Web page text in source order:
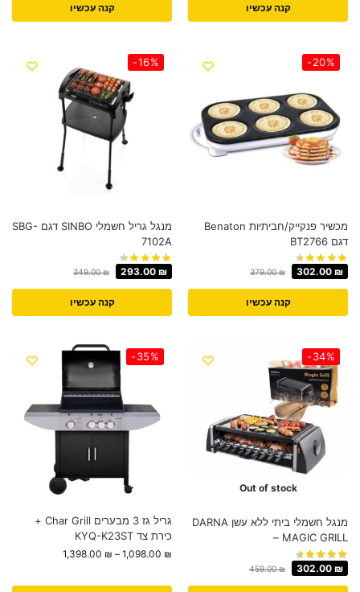
קנה עכשיו קנה עכשיו
-20%
‏מכשיר פנקייק/חביתיות Benaton
דגם BT2766
379.00₪ 302.00 ₪
קנה עכשיו
-16%
מנגל גריל חשמלי SINBO דגם SBG-
7102A
349.00₪ 293.00 ₪
קנה עכשיו
-34%
Out of stock
מנגל חשמלי ביתי ללא עשן DARNA
– MAGIC GRILL
459.00₪ 302.00 ₪
-35%
גריל גז 3 מבערים Char Grill +
כירת צד KYQ-K23ST
1,098.00 ₪
–
1,398.00 ₪